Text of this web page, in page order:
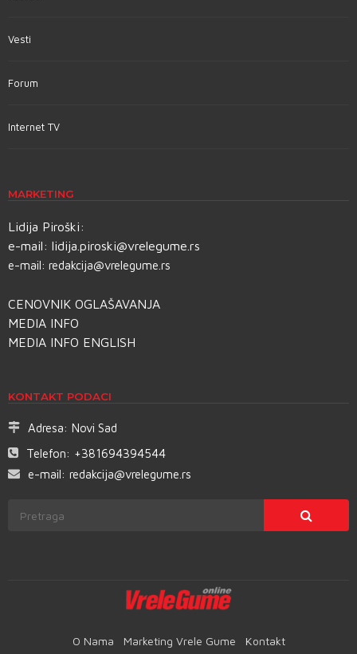
Vesti
Forum
Internet TV
MARKETING
Lidija Piroški:
e-mail: lidija.piroski@vrelegume.rs
e-mail: redakcija@vrelegume.rs
CENOVNIK OGLAŠAVANJA
MEDIA INFO
MEDIA INFO ENGLISH
KONTAKT PODACI
Adresa: Novi Sad
Telefon: +381694394544
e-mail: redakcija@vrelegume.rs
O Nama Marketing Vrele Gume Kontakt